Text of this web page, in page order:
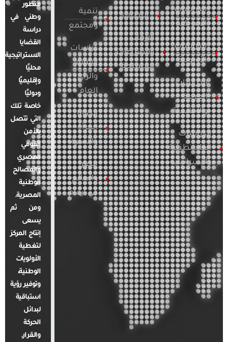
الدراسات
الأمريكية
الدراسات
الأوروبية
الدراسات
العربية
والإقليمية
الدراسات
الفلسطينية
والإسرائيلية
التطرف
الإرهاب
والصراعات
المسلحة
تنمية
ومجتمع
دراسات
الإعلام
والرأي
العام
قضايا
المرأة
والأسرة
مصر
والعالم
في أرقام
منظور
وطني في
دراسة
القضايا
الاستراتيجية
محليًا
وإقليميًا
ودوليًا
خاصة تلك
التي تتصل
بالأمن
القومي
المصري
والمصالح
الوطنية
المصرية.
ومن ثم
يسعى
إنتاج المركز
لتغطية
الأولويات
الوطنية،
وتوفير رؤية
استباقية
لبدائل
الحركة
والقرار.